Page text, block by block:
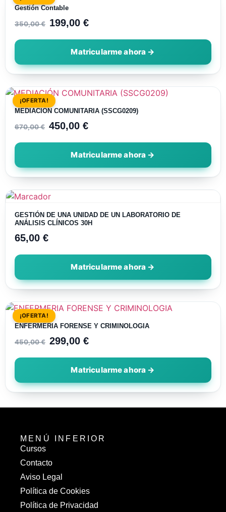
Gestión Contable
350,00€ 199,00 €
¡OFERTA!
MEDIACIÓN COMUNITARIA (SSCG0209)
670,00€ 450,00 €
GESTIÓN DE UNA UNIDAD DE UN LABORATORIO DE
ANÁLISIS CLÍNICOS 30H
65,00 €
¡OFERTA!
ENFERMERIA FORENSE Y CRIMINOLOGIA
450,00€ 299,00 €
MENÚ INFERIOR
Cursos
Contacto
Aviso Legal
Política de Cookies
Política de Privacidad